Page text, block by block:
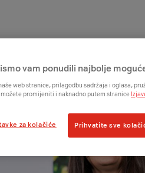
vam ponudili najbolje
web stranice, prilagodbu sadržaja i oglasa,
promijeniti i naknadno putem stranice
za kolačiće Prihvatite sve